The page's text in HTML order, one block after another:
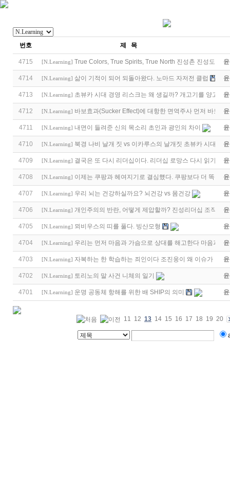
번호 제 목
4715 [N.Learning] True Colors, True Spirits, True North 진성촌 진성도반의
4714 [N.Learning] 삶이 기적이 되어 되돌아왔다. 노마드 자저전 클럽
4713 [N.Learning] 초뷰카 시대 경영 리스크는 왜 생길까? 개고기를 양고기
4712 [N.Learning] 바보효과(Sucker Effect)에 대항한 면역주사 먼저 바보가
4711 [N.Learning] 내면이 들려준 신의 목소리 초인과 광인의 차이
4710 [N.Learning] 북경 나비 날개 짓 vs 이카루스의 날개짓 초뷰카 시대 지
4709 [N.Learning] 결국은 또 다시 리더십이다. 리더십 로망스 다시 읽기
4708 [N.Learning] 이제는 쿠팡과 헤여지기로 결심헀다. 쿠팡보다 더 똑똑
4707 [N.Learning] 우리 뇌는 건강하실까요? 뇌건강 vs 몸건강
4706 [N.Learning] 개인주의의 반란, 어떻게 제압할까? 진성리더십 조직개
4705 [N.Learning] 뫼비우스의 띠를 풀다. 빙산모형
4704 [N.Learning] 우리는 먼저 마음과 가슴으로 상대를 해고한다 마음과
4703 [N.Learning] 자복하는 한 학습하는 죄인이다 조진웅이 왜 이슈가 될까?
4702 [N.Learning] 토리노의 말 사건 니체의 일기
4701 [N.Learning] 운명 공동체 항해를 위한 배 SHIP의 의미
11 12 13 14 15 16 17 18 19 20